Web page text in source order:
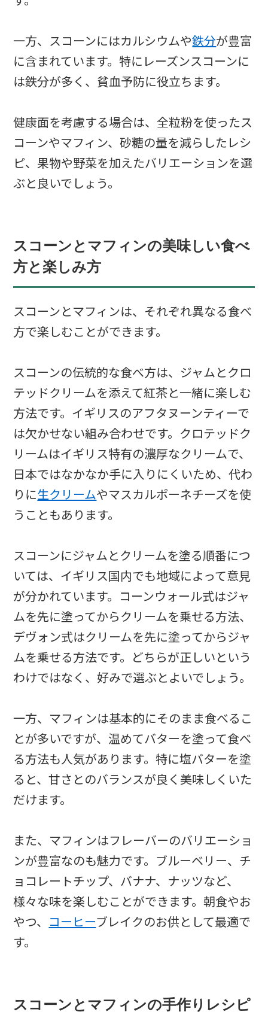
一方、スコーンにはカルシウムや鉄分が豊富
に含まれています。特にレーズンスコーンに
は鉄分が多く、貧血予防に役立ちます。
健康面を考慮する場合は、全粒粉を使ったス
コーンやマフィン、砂糖の量を減らしたレシ
ピ、果物や野菜を加えたバリエーションを選
ぶと良いでしょう。
スコーンとマフィンの美味しい食べ
方と楽しみ方
スコーンとマフィンは、それぞれ異なる食べ
方で楽しむことができます。
スコーンの伝統的な食べ方は、ジャムとクロ
テッドクリームを添えて紅茶と一緒に楽しむ
方法です。イギリスのアフタヌーンティーで
は欠かせない組み合わせです。クロテッドク
リームはイギリス特有の濃厚なクリームで、
日本ではなかなか手に入りにくいため、代わ
りに生クリームやマスカルポーネチーズを使
うこともあります。
スコーンにジャムとクリームを塗る順番につ
いては、イギリス国内でも地域によって意見
が分かれています。コーンウォール式はジャ
ムを先に塗ってからクリームを乗せる方法、
デヴォン式はクリームを先に塗ってからジャ
ムを乗せる方法です。どちらが正しいという
わけではなく、好みで選ぶとよいでしょう。
一方、マフィンは基本的にそのまま食べるこ
とが多いですが、温めてバターを塗って食べ
る方法も人気があります。特に塩バターを塗
ると、甘さとのバランスが良く美味しくいた
だけます。
また、マフィンはフレーバーのバリエーショ
ンが豊富なのも魅力です。ブルーベリー、チ
ョコレートチップ、バナナ、ナッツなど、
様々な味を楽しむことができます。朝食やお
やつ、 コーヒーブレイクのお供として最適で
す。
スコーンとマフィンの手作りレシピ